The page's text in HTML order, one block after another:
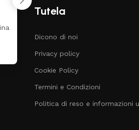
Tutela
Dicono di noi
Privacy policy
Cookie Policy
Termini e Condizioni
Politica di reso e informazioni